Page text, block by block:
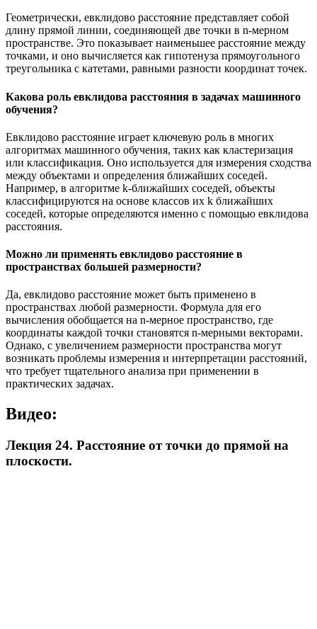
Геометрически, евклидово расстояние представляет собой
длину прямой линии, соединяющей две точки в n-мерном
пространстве. Это показывает наименьшее расстояние между
точками, и оно вычисляется как гипотенуза прямоугольного
треугольника с катетами, равными разности координат точек.
Какова роль евклидова расстояния в задачах машинного
обучения?
Евклидово расстояние играет ключевую роль в многих
алгоритмах машинного обучения, таких как кластеризация
или классификация. Оно используется для измерения сходства
между объектами и определения ближайших соседей.
Например, в алгоритме k-ближайших соседей, объекты
классифицируются на основе классов их k ближайших
соседей, которые определяются именно с помощью евклидова
расстояния.
Можно ли применять евклидово расстояние в
пространствах большей размерности?
Да, евклидово расстояние может быть применено в
пространствах любой размерности. Формула для его
вычисления обобщается на n-мерное пространство, где
координаты каждой точки становятся n-мерными векторами.
Однако, с увеличением размерности пространства могут
возникать проблемы измерения и интерпретации расстояний,
что требует тщательного анализа при применении в
практических задачах.
Видео:
Лекция 24. Расстояние от точки до прямой на
плоскости.